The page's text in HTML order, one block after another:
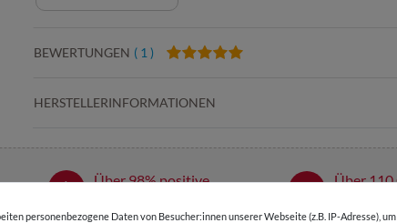
BEWERTUNGEN ( 1 )
HERSTELLERINFORMATIONEN
Über 98% positive
Über 110
personenbezogene Daten von Besucher:innen unserer Webseite (z.B. IP-Adresse), um